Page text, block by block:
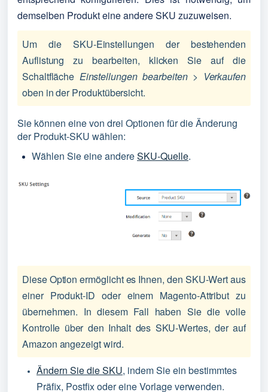
demselben Produkt eine andere SKU zuzuweisen.
Um die SKU-Einstellungen der bestehenden
Auflistung zu bearbeiten, klicken Sie auf die
Schaltfläche Einstellungen bearbeiten > Verkaufen
oben in der Produktübersicht.
Sie können eine von drei Optionen für die Änderung
der Produkt-SKU wählen:
Wählen Sie eine andereSKU-Quelle.
Diese Option ermöglicht es Ihnen, den SKU-Wert aus
einer Produkt-ID oder einem Magento-Attribut zu
übernehmen. In diesem Fall haben Sie die volle
Kontrolle über den Inhalt des SKU-Wertes, der auf
Amazon angezeigt wird.
Ändern Sie die SKU, indem Sie ein bestimmtes
Präfix, Postfix oder eine Vorlage verwenden.